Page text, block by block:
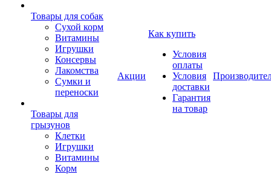
Товары для собак
Cухой корм
Витамины
Игрушки
Консервы
Лакомства
Сумки и
переноски
Товары для
грызунов
Клетки
Игрушки
Витамины
Корм
Акции
Как купить
Условия
оплаты
Условия
доставки
Гарантия
на товар